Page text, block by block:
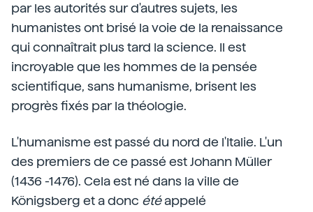
par les autorités sur d'autres sujets, les
humanistes ont brisé la voie de la renaissance
qui connaîtrait plus tard la science. Il est
incroyable que les hommes de la pensée
scientifique, sans humanisme, brisent les
progrès fixés par la théologie.
L'humanisme est passé du nord de l'Italie. L'un
des premiers de ce passé est Johann Müller
(1436 -1476). Cela est né dans la ville de
Königsberg et a donc étéappelé